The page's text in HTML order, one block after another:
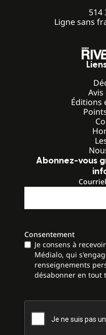
514
Ligne sans
Avis
Éditions
Abonnez-vous
Courriel
Consentement
Je consens à
Médialo, qui
renseignements
désabonner en tout
CAPTCHA